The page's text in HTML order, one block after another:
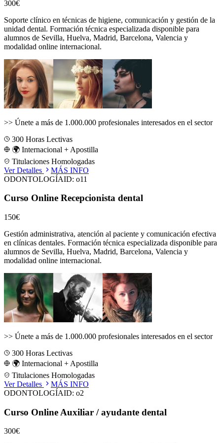
300€
Soporte clínico en técnicas de higiene, comunicación y gestión de la
unidad dental. Formación técnica especializada disponible para
alumnos de Sevilla, Huelva, Madrid, Barcelona, Valencia y
modalidad online internacional.
>> Únete a más de 1.000.000 profesionales interesados en el sector
300 Horas Lectivas
🌍 Internacional + Apostilla
Titulaciones Homologadas
Ver Detalles
MÁS INFO
ODONTOLOGÍAID: o11
Curso Online Recepcionista dental
150€
Gestión administrativa, atención al paciente y comunicación efectiva
en clínicas dentales. Formación técnica especializada disponible para
alumnos de Sevilla, Huelva, Madrid, Barcelona, Valencia y
modalidad online internacional.
>> Únete a más de 1.000.000 profesionales interesados en el sector
300 Horas Lectivas
🌍 Internacional + Apostilla
Titulaciones Homologadas
Ver Detalles
MÁS INFO
ODONTOLOGÍAID: o2
Curso Online Auxiliar / ayudante dental
300€